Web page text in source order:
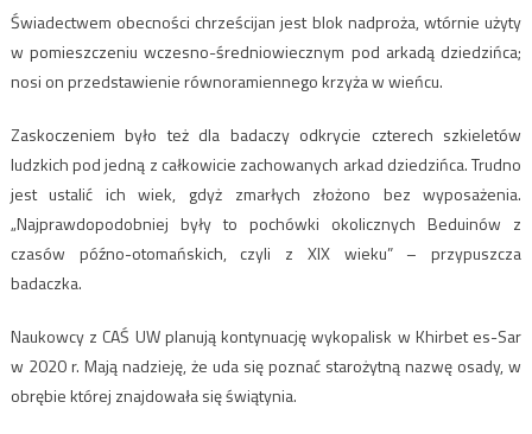
Świadectwem obecności chrześcijan jest blok nadproża, wtórnie użyty
w pomieszczeniu wczesno-średniowiecznym pod arkadą dziedzińca;
nosi on przedstawienie równoramiennego krzyża w wieńcu.
Zaskoczeniem było też dla badaczy odkrycie czterech szkieletów
ludzkich pod jedną z całkowicie zachowanych arkad dziedzińca. Trudno
jest ustalić ich wiek, gdyż zmarłych złożono bez wyposażenia.
„Najprawdopodobniej były to pochówki okolicznych Beduinów z
czasów późno-otomańskich, czyli z XIX wieku” – przypuszcza
badaczka.
Naukowcy z CAŚ UW planują kontynuację wykopalisk w Khirbet es-Sar
w 2020 r. Mają nadzieję, że uda się poznać starożytną nazwę osady, w
obrębie której znajdowała się świątynia.